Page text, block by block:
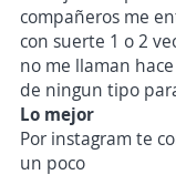
compañeros me
con suerte 1 o 2
no me llaman
de ningun tipo
Lo mejor
Por instagram te
un poco